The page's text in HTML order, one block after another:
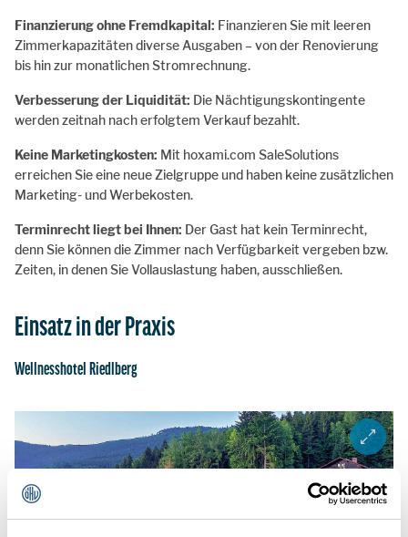
Finanzierung ohne Fremdkapital: Finanzieren Sie mit leeren
Zimmerkapazitäten diverse Ausgaben – von der Renovierung
bis hin zur monatlichen Stromrechnung.
Verbesserung der Liquidität: Die Nächtigungskontingente
werden zeitnah nach erfolgtem Verkauf bezahlt.
Keine Marketingkosten: Mit hoxami.com SaleSolutions
erreichen Sie eine neue Zielgruppe und haben keine zusätzlichen
Marketing- und Werbekosten.
Terminrecht liegt bei Ihnen: Der Gast hat kein Terminrecht,
denn Sie können die Zimmer nach Verfügbarkeit vergeben bzw.
Zeiten, in denen Sie Vollauslastung haben, ausschließen.
Einsatz in der Praxis
Wellnesshotel Riedlberg
ZOOM